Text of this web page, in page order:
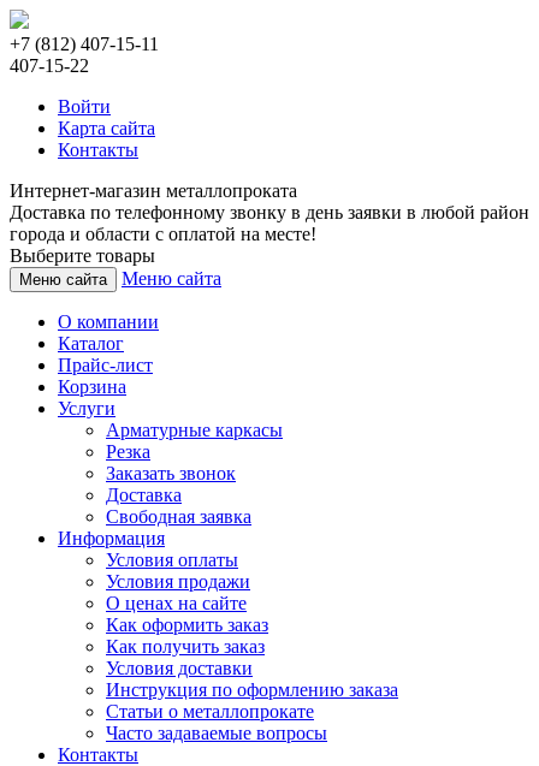
+7 (812) 407-15-11
407-15-22
Войти
Карта сайта
Контакты
Интернет-магазин металлопроката
Доставка по телефонному звонку в день заявки в любой район
города и области с оплатой на месте!
Выберите товары
Меню сайта Меню сайта
О компании
Каталог
Прайс-лист
Корзина
Услуги
Арматурные каркасы
Резка
Заказать звонок
Доставка
Свободная заявка
Информация
Условия оплаты
Условия продажи
О ценах на сайте
Как оформить заказ
Как получить заказ
Условия доставки
Инструкция по оформлению заказа
Статьи о металлопрокате
Часто задаваемые вопросы
Контакты